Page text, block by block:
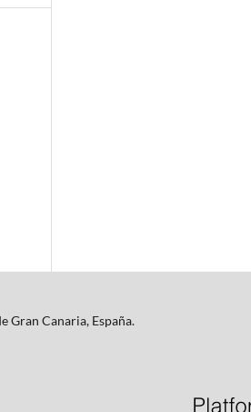
Gran Canaria, España.